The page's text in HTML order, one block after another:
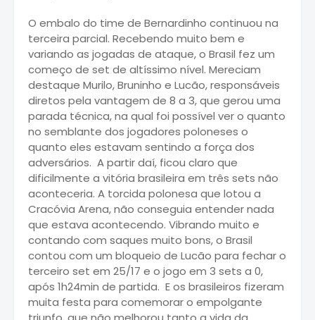
O embalo do time de Bernardinho continuou na
terceira parcial. Recebendo muito bem e
variando as jogadas de ataque, o Brasil fez um
começo de set de altíssimo nível. Mereciam
destaque Murilo, Bruninho e Lucão, responsáveis
diretos pela vantagem de 8 a 3, que gerou uma
parada técnica, na qual foi possível ver o quanto
no semblante dos jogadores poloneses o
quanto eles estavam sentindo a força dos
adversários. A partir daí, ficou claro que
dificilmente a vitória brasileira em três sets não
aconteceria. A torcida polonesa que lotou a
Cracóvia Arena, não conseguia entender nada
que estava acontecendo. Vibrando muito e
contando com saques muito bons, o Brasil
contou com um bloqueio de Lucão para fechar o
terceiro set em 25/17 e o jogo em 3 sets a 0,
após 1h24min de partida. E os brasileiros fizeram
muita festa para comemorar o empolgante